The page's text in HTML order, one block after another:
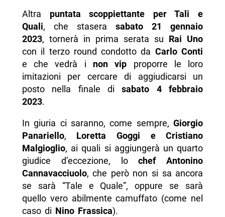
Altra puntata scoppiettante per Tali e
Quali, che staserasabato 21 gennaio
2023, tornerà in prima serata su Rai Uno
con il terzo round condotto da Carlo Conti
e che vedrà i non vip proporre le loro
imitazioni per cercare di aggiudicarsi un
posto nella finale disabato 4 febbraio
2023.
In giuria ci saranno, come sempre,Giorgio
Panariello, Loretta Goggi e Cristiano
Malgioglio, ai quali si aggiungerà un quarto
giudice d’eccezione, lochef
Antonino
Cannavacciuolo, che però non si sa ancora
se sarà “Tale e Quale”, oppure se sarà
quello vero abilmente camuffato (come nel
caso di Nino Frassica).